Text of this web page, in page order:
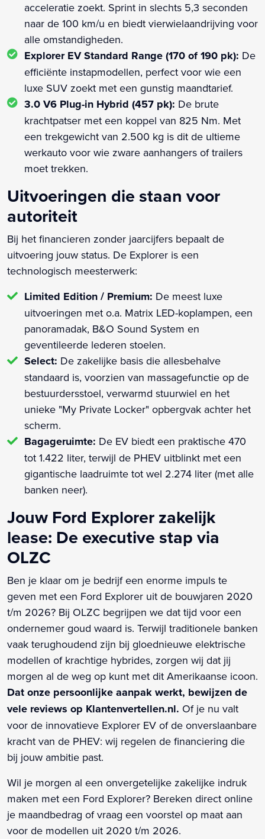
acceleratie zoekt. Sprint in slechts 5,3 seconden
naar de 100 km/u en biedt vierwielaandrijving voor
alle omstandigheden.
Explorer EV Standard Range (170 of 190 pk): De
efficiënte instapmodellen, perfect voor wie een
luxe SUV zoekt met een gunstig maandtarief.
3.0 V6 Plug-in Hybrid (457 pk): De brute
krachtpatser met een koppel van 825 Nm. Met
een trekgewicht van 2.500 kg is dit de ultieme
werkauto voor wie zware aanhangers of trailers
moet trekken.
Uitvoeringen die staan voor
autoriteit
Bij het financieren zonder jaarcijfers bepaalt de
uitvoering jouw status. De Explorer is een
technologisch meesterwerk:
Limited Edition / Premium: De meest luxe
uitvoeringen met o.a. Matrix LED-koplampen, een
panoramadak, B&O Sound System en
geventileerde lederen stoelen.
Select: De zakelijke basis die allesbehalve
standaard is, voorzien van massagefunctie op de
bestuurdersstoel, verwarmd stuurwiel en het
unieke "My Private Locker" opbergvak achter het
scherm.
Bagageruimte: De EV biedt een praktische 470
tot 1.422 liter, terwijl de PHEV uitblinkt met een
gigantische laadruimte tot wel 2.274 liter (met alle
banken neer).
Jouw Ford Explorer zakelijk
lease: De executive stap via
OLZC
Ben je klaar om je bedrijf een enorme impuls te
geven met een Ford Explorer uit de bouwjaren 2020
t/m 2026? Bij OLZC begrijpen we dat tijd voor een
ondernemer goud waard is. Terwijl traditionele banken
vaak terughoudend zijn bij gloednieuwe elektrische
modellen of krachtige hybrides, zorgen wij dat jij
morgen al de weg op kunt met dit Amerikaanse icoon.
Dat onze persoonlijke aanpak werkt, bewijzen de
vele reviews op Klantenvertellen.nl. Of je nu valt
voor de innovatieve Explorer EV of de onverslaanbare
kracht van de PHEV: wij regelen de financiering die
bij jouw ambitie past.
Wil je morgen al een onvergetelijke zakelijke indruk
maken met een Ford Explorer? Bereken direct online
je maandbedrag of vraag een voorstel op maat aan
voor de modellen uit 2020 t/m 2026.